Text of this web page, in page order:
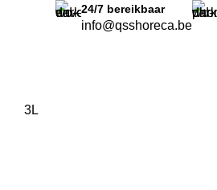
24/7 bereikbaar
info@qsshoreca.be
3L